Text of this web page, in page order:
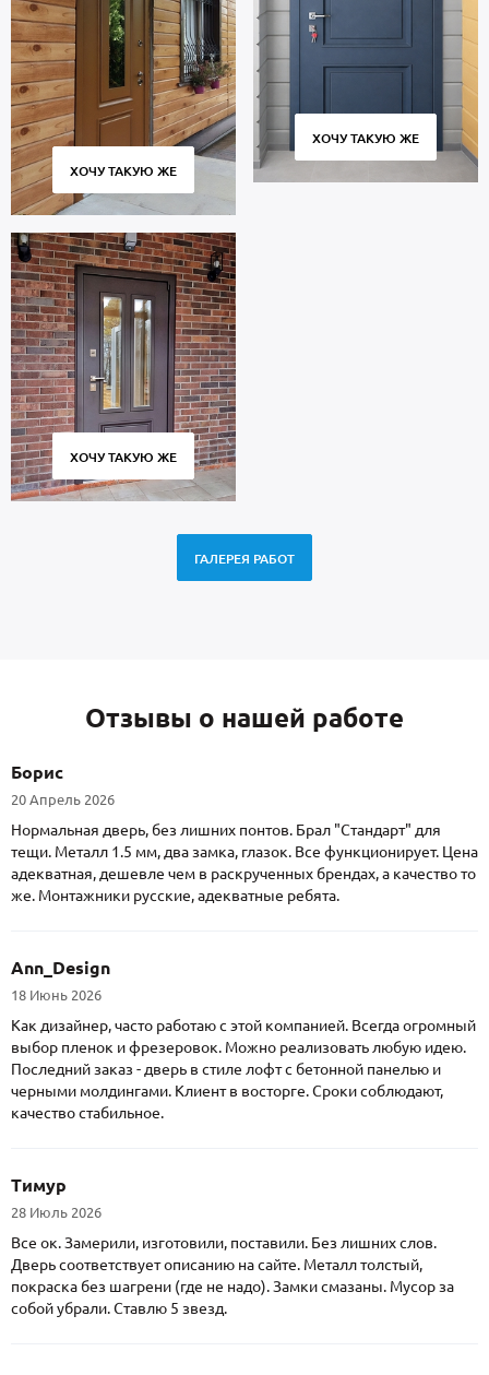
ХОЧУ ТАКУЮ ЖЕ
ХОЧУ ТАКУЮ ЖЕ
ХОЧУ ТАКУЮ ЖЕ
ГАЛЕРЕЯ РАБОТ
Отзывы о нашей работе
Борис
20 Апрель 2026
Нормальная дверь, без лишних понтов. Брал "Стандарт" для
тещи. Металл 1.5 мм, два замка, глазок. Все функционирует. Цена
адекватная, дешевле чем в раскрученных брендах, а качество то
же. Монтажники русские, адекватные ребята.
Ann_Design
18 Июнь 2026
Как дизайнер, часто работаю с этой компанией. Всегда огромный
выбор пленок и фрезеровок. Можно реализовать любую идею.
Последний заказ - дверь в стиле лофт с бетонной панелью и
черными молдингами. Клиент в восторге. Сроки соблюдают,
качество стабильное.
Тимур
28 Июль 2026
Все ок. Замерили, изготовили, поставили. Без лишних слов.
Дверь соответствует описанию на сайте. Металл толстый,
покраска без шагрени (где не надо). Замки смазаны. Мусор за
собой убрали. Ставлю 5 звезд.